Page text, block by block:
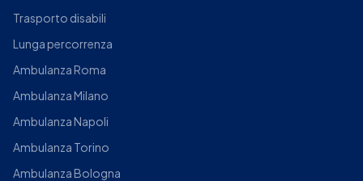
Trasporto disabili
Lunga percorrenza
Ambulanza Roma
Ambulanza Milano
Ambulanza Napoli
Ambulanza Torino
Ambulanza Bologna